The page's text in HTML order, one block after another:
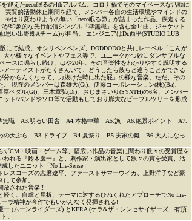
を迎えたneco眠るの4thアルバム。コロナ禍でそのマイペースな活動に
実質的活動休止期間を経て、メンバー各自の生活環境やマインドの
やはり変わりようの無い「neco眠る節」が詰まった作品。疾走する
が印象的な先行配信シングル「準無職」を含む全14曲。ジャケット
(思い出野郎Aチーム)が担当。 エンジニアはDr.西平(STUDIO LUB
にて結成。オシリペンペンズ、DODDODOと共にレーベル「こんが
大小様々なイベントやフェス等で、ユニークかつ妙にダンサブルな
ースに鳴らし続け、はや20年。その音楽性をわかりやすく説明する
アーティストがたくさんいて、どうしたら彼らと違うことができる
分からんくなって、力抜けた時に出た屁」の様な音楽。ただ、その
。 現在のメンバーは森雄大(Gt)、伊藤コーポレーション(株)(Ba)、
原ペダル(Gt)、三木章弘(Dr)、おじまさいり(SYNTH)の6名、メンバー
ット/バンドやソロ等で活動もしており膨大なピープルツリーを形成
無職 A3.明るい田舎 A4.本格中華 A5.漁 A6.絶景ポイント A7.
の天ぷら B3.ドライブ B4.夏祭り B5.実家の鍵 B6.大人になっ
ずCM・映画・ゲーム等、幅広い作品の音楽に関わり数々の受賞歴を
われる『鈴木慶一』と、劇作家・演出家として数々の賞を受賞、活
したユニット「No Lie-Sense」
レスコーズの志磨遼平、ファーストサマーウイカ、上野洋子など豪
て参加。
放された音楽!!
軽く、自虐と屈折、テーマに対するひねくれたアプローチでNo Lie-
ーヴ精神が今作でもいかんなく発揮される!
一 (ムーンライダーズ) とKERA (ケラ&ザ・シンセサイザーズ、有頂
。